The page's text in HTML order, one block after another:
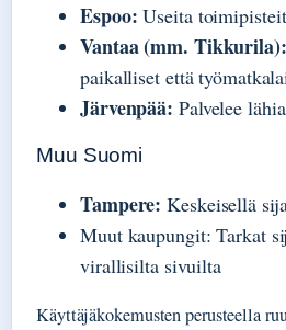
Espoo: Useita
Vantaa (mm. Tikkurila):
paikalliset että
Järvenpää: Palvelee
Muu Suomi
Tampere: Keskeisellä
Muut kaupungit: Tarkat
virallisilta sivuilta
Käyttäjäkokemusten perusteella